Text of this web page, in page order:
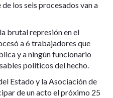
los seis procesados van a
brutal represión en el
a 6 trabajadores que
y a ningún funcionario
políticos del hecho.
Estado y la Asociación de
de un acto el próximo 25